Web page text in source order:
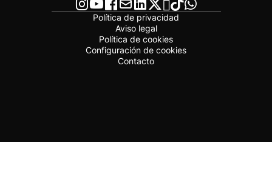
Política de privacidad
Aviso legal
Política de cookies
Configuración de cookies
Contacto